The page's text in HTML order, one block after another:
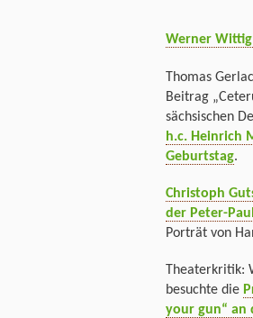
Werner
Thomas
Beitrag
sächsischen
h.c. Heinrich
Geburtstag.
Christoph
der Peter-
Porträt von
Theaterkritik:
besuchte die
your gun“ an